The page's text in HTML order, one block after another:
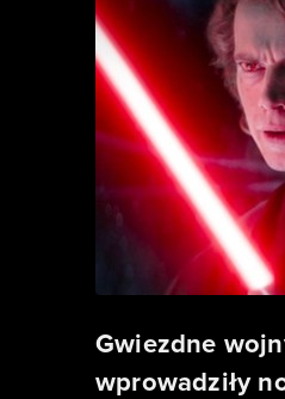
Gwiezdne
wprowadziły